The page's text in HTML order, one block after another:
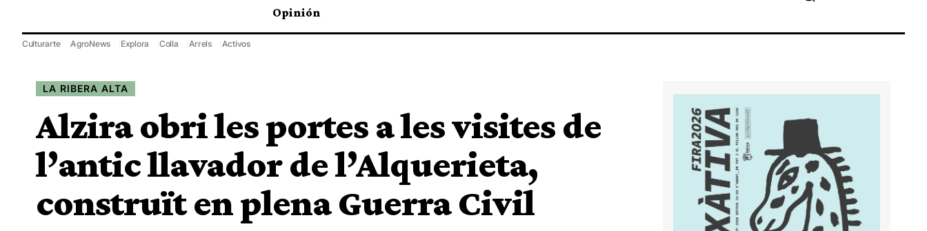
Opinión
Culturarte AgroNews Explora Colla Arrels Activos
LA RIBERA ALTA
Alzira obri les portes a les visites de
l’antic llavador de l’Alquerieta,
construït en plena Guerra Civil